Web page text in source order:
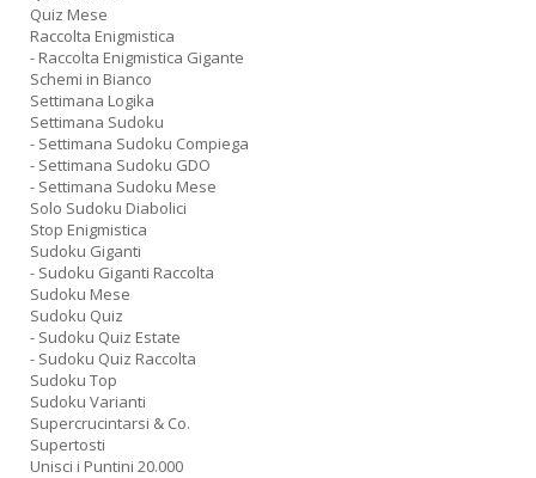
Quiz Mese
Raccolta Enigmistica
- Raccolta Enigmistica Gigante
Schemi in Bianco
Settimana Logika
Settimana Sudoku
- Settimana Sudoku Compiega
- Settimana Sudoku GDO
- Settimana Sudoku Mese
Solo Sudoku Diabolici
Stop Enigmistica
Sudoku Giganti
- Sudoku Giganti Raccolta
Sudoku Mese
Sudoku Quiz
- Sudoku Quiz Estate
- Sudoku Quiz Raccolta
Sudoku Top
Sudoku Varianti
Supercrucintarsi & Co.
Supertosti
Unisci i Puntini 20.000